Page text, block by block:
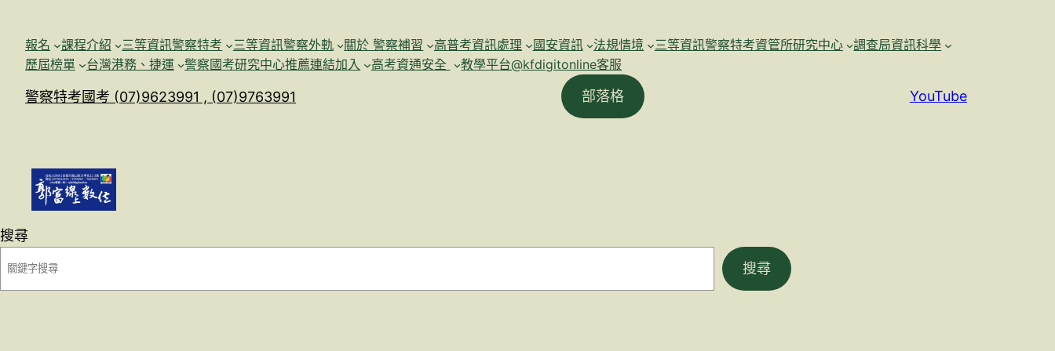
報名 課程介紹 三等資訊警察特考 三等資訊警察外軌 關於 警察補習 高普考資訊處理 國安資訊 法規情境 三等資訊警察特考資管所研究中心
調查局資訊科學
歷屆榜單
台灣港務、捷運 警察國考研究中心推薦連結加入 高考資通安全 教學平台@kfdigitonline客服
警察特考國考 (07)9623991 , (07)9763991 部落格 YouTube
搜尋
搜尋